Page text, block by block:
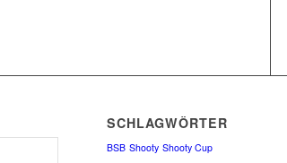
SCHLAGWÖRTER
BSB Shooty Shooty Cup